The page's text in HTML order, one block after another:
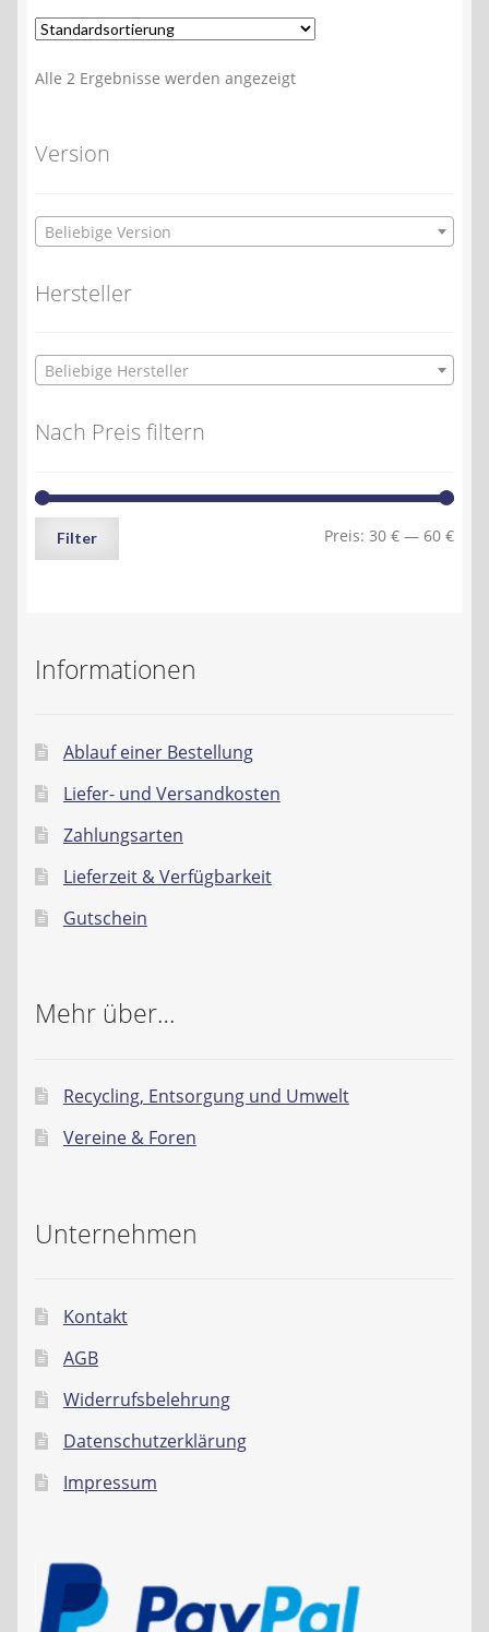
Alle 2 Ergebnisse werden angezeigt
Version
Beliebige Version
Hersteller
Beliebige Hersteller
Nach Preis filtern
Min.
Max.
Filter Preis: 30 € — 60 €
Informationen
Ablauf einer Bestellung
Liefer- und Versandkosten
Zahlungsarten
Lieferzeit & Verfügbarkeit
Gutschein
Mehr über…
Recycling, Entsorgung und Umwelt
Vereine & Foren
Unternehmen
Kontakt
AGB
Widerrufsbelehrung
Datenschutzerklärung
Impressum